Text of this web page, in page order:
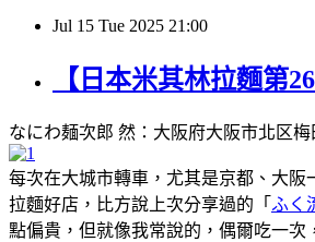
Jul 15 Tue 2025 21:00
【日本米其林拉麵第
なにわ麺次郎 然：大阪府大阪市北区梅
每次在大城市轉車，尤其是京都、大阪
拉麵好店，比方說上次分享過的「 ふく
點偏貴，但就像我常說的，偶爾吃一次